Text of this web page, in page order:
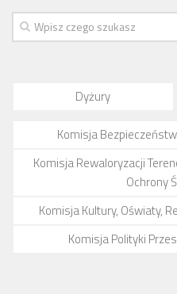
Dyżury
Komisja
Komisja Rewaloryzacji
Ochrony
Komisja Kultury, Oświaty,
Komisja Polityki